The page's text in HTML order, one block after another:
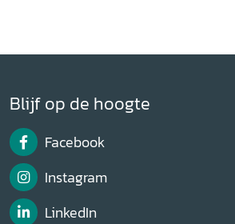
Blijf op de hoogte
Facebook
Instagram
LinkedIn